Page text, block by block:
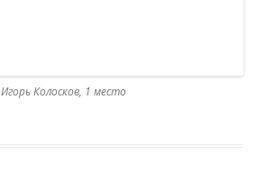
Игорь Колосков, 1 место